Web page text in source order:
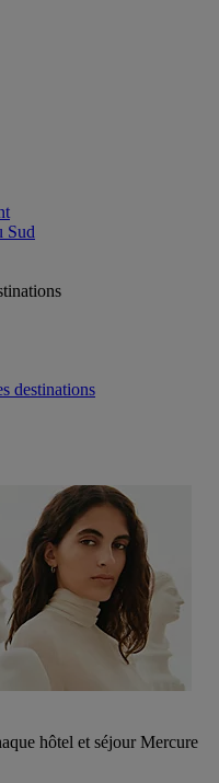
Sud
destinations
hôtel et séjour Mercure